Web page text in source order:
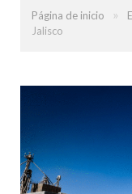
Página de inicio »
Jalisco